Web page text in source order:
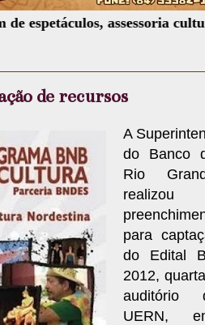
assessoria cultural,
de recursos
A
do Banco
Rio
realizou
para
do Edital
2012,
auditório
UERN,